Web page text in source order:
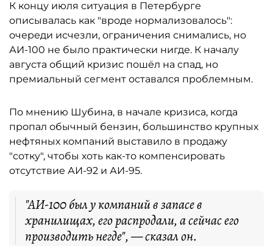
К концу июля ситуация в Петербурге
описывалась как "вроде нормализовалось":
очереди исчезли, ограничения снимались, но
АИ-100 не было практически нигде. К началу
августа общий кризис пошёл на спад, но
премиальный сегмент оставался проблемным.
По мнению Шубина, в начале кризиса, когда
пропал обычный бензин, большинство крупных
нефтяных компаний выставило в продажу
"сотку", чтобы хоть как-то компенсировать
отсутствие АИ-92 и АИ-95.
"АИ-100 был у компаний в запасе в
хранилищах, его распродали, а сейчас его
производить негде", — сказал он.